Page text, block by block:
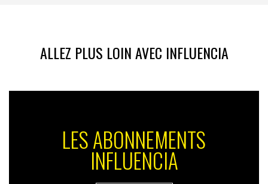
ALLEZ PLUS LOIN AVEC INFLUENCIA
LES ABONNEMENTS
INFLUENCIA